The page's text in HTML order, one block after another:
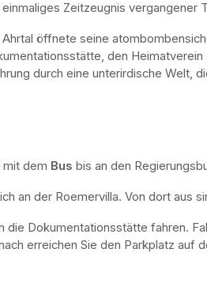
Zeitzeugnis vergangener
öffnete seine
den
durch eine unterirdische Welt,
mit dem Bus bis an den
an der Roemervilla. Von dort aus
die Dokumentationsstätte fahren.
erreichen Sie den Parkplatz auf